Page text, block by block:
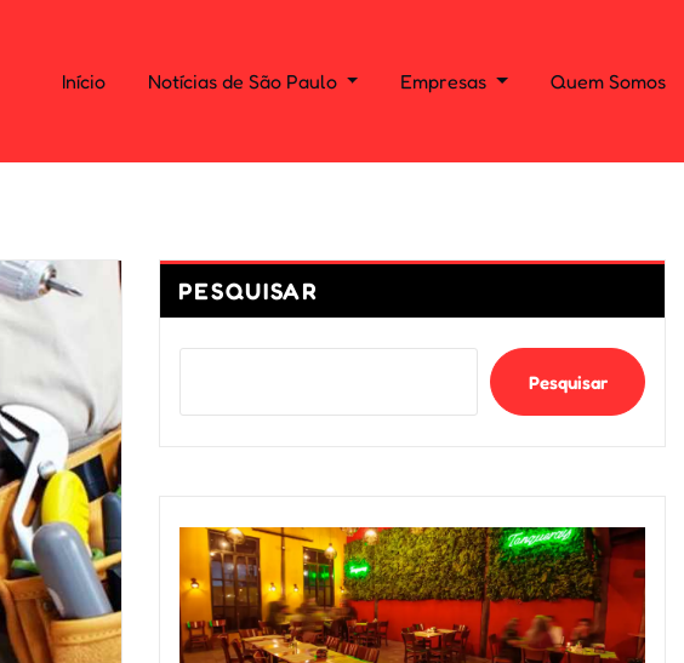
Início Notícias de São Paulo Empresas Quem Somos
PESQUISAR
Pesquisar